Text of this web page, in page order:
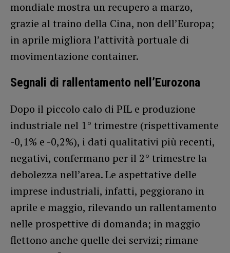
mondiale mostra un recupero a marzo,
grazie al traino della Cina, non dell’Europa;
in aprile migliora l’attività portuale di
movimentazione container.
Segnali di rallentamento nell’Eurozona
Dopo il piccolo calo di PIL e produzione
industriale nel 1° trimestre (rispettivamente
-0,1% e -0,2%), i dati qualitativi più recenti,
negativi, confermano per il 2° trimestre la
debolezza nell’area. Le aspettative delle
imprese industriali, infatti, peggiorano in
aprile e maggio, rilevando un rallentamento
nelle prospettive di domanda; in maggio
flettono anche quelle dei servizi; rimane